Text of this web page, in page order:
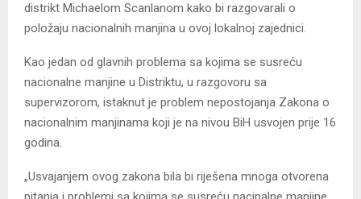
distrikt Michaelom Scanlanom kako bi razgovarali o
položaju nacionalnih manjina u ovoj lokalnoj zajednici.
Kao jedan od glavnih problema sa kojima se susreću
nacionalne manjine u Distriktu, u razgovoru sa
supervizorom, istaknut je problem nepostojanja Zakona o
nacionalnim manjinama koji je na nivou BiH usvojen prije 16
godina.
„Usvajanjem ovog zakona bila bi riješena mnoga otvorena